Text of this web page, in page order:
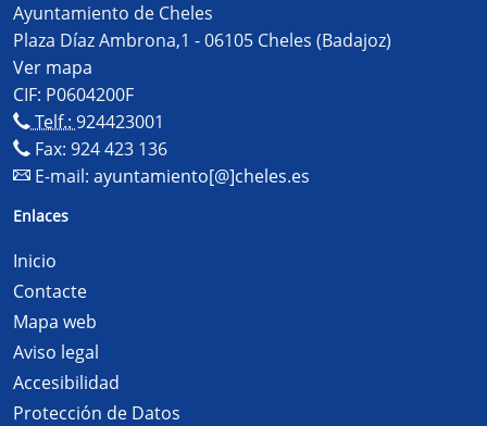
Ayuntamiento de Cheles
Plaza Díaz Ambrona,1 - 06105 Cheles (Badajoz)
Ver mapa
CIF: P0604200F
Telf.: 924423001
Fax: 924 423 136
E-mail: ayuntamiento[@]cheles.es
Enlaces
Inicio
Contacte
Mapa web
Aviso legal
Accesibilidad
Protección de Datos